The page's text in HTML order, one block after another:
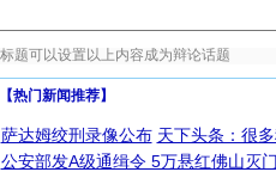
【热门新闻推荐】
萨达姆绞刑录像公布 天下头条：很
公安部发A级通缉令 5万悬红佛山灭